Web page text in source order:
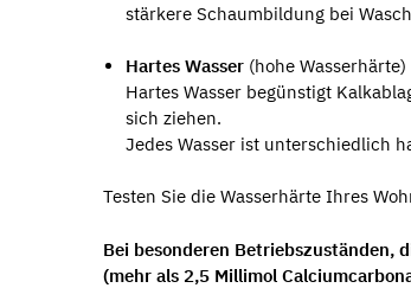
stärkere Schaumbildung bei
Hartes Wasser (hohe Wasserhärte)
Hartes Wasser begünstigt
sich ziehen.
Jedes Wasser ist unterschiedlich
Testen Sie die Wasserhärte Ihres
Bei besonderen Betriebszuständen,
(mehr als 2,5 Millimol